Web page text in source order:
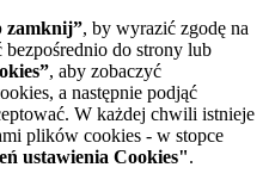
zamknij”, by wyrazić zgodę na
do strony lub
, aby zobaczyć
a następnie podjąć
W każdej chwili istnieje
plików cookies - w stopce
ustawienia Cookies".